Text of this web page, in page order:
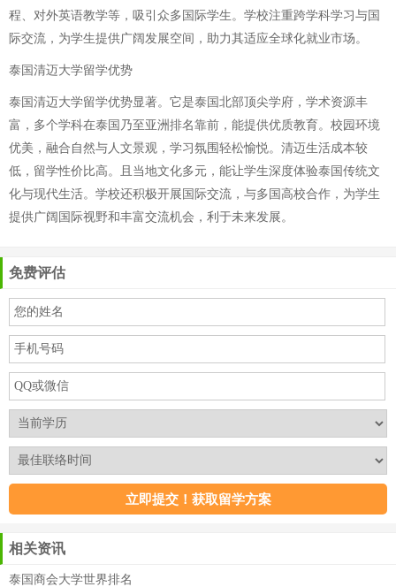
程、对外英语教学等，吸引众多国际学生。学校注重跨学科学习与国
际交流，为学生提供广阔发展空间，助力其适应全球化就业市场。
泰国清迈大学留学优势
泰国清迈大学留学优势显著。它是泰国北部顶尖学府，学术资源丰
富，多个学科在泰国乃至亚洲排名靠前，能提供优质教育。校园环境
优美，融合自然与人文景观，学习氛围轻松愉悦。清迈生活成本较
低，留学性价比高。且当地文化多元，能让学生深度体验泰国传统文
化与现代生活。学校还积极开展国际交流，与多国高校合作，为学生
提供广阔国际视野和丰富交流机会，利于未来发展。
免费评估
相关资讯
泰国商会大学世界排名